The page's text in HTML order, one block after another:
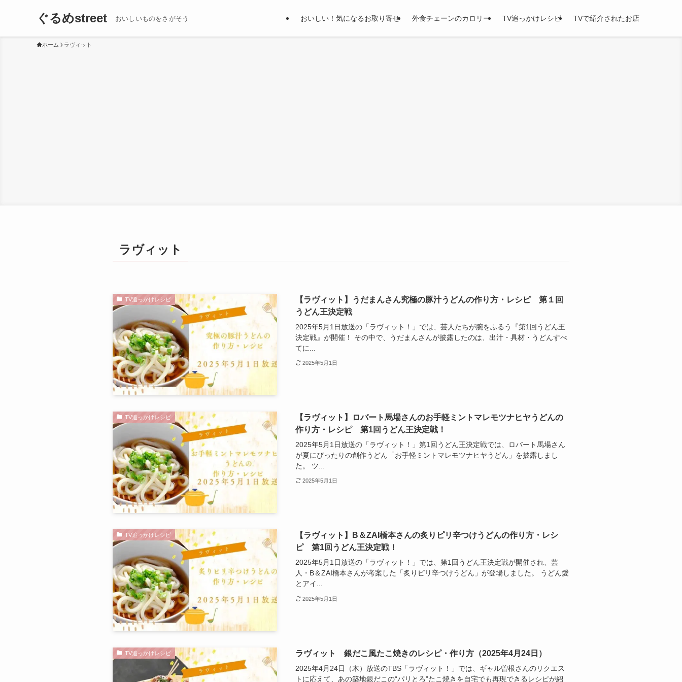
ぐるめstreet おいしいものをさがそう おいしい！気になるお取り寄せ 外食チェーンのカロリー TV追っかけレシピ TVで紹介されたお店
ホーム ラヴィット
ラヴィット
TV追っかけレシピ
【ラヴィット】うだまんさん究極の豚汁うどんの作り方・レシピ 第１回
うどん王決定戦
2025年5月1日放送の「ラヴィット！」では、芸人たちが腕をふるう『第1回うどん王
決定戦』が開催！ その中で、うだまんさんが披露したのは、出汁・具材・うどんすべ
てに...
2025年5月1日
TV追っかけレシピ
【ラヴィット】ロバート馬場さんのお手軽ミントマレモツナヒヤうどんの
作り方・レシピ 第1回うどん王決定戦！
2025年5月1日放送の「ラヴィット！」第1回うどん王決定戦では、ロバート馬場さん
が夏にぴったりの創作うどん「お手軽ミントマレモツナヒヤうどん」を披露しまし
た。 ツ...
2025年5月1日
TV追っかけレシピ
【ラヴィット】B＆ZAI橋本さんの炙りピリ辛つけうどんの作り方・レシ
ピ 第1回うどん王決定戦！
2025年5月1日放送の「ラヴィット！」では、第1回うどん王決定戦が開催され、芸
人・B＆ZAI橋本さんが考案した「炙りピリ辛つけうどん」が登場しました。 うどん愛
とアイ...
2025年5月1日
TV追っかけレシピ ラヴィット 銀だこ風たこ焼きのレシピ・作り方（2025年4月24日）
2025年4月24日（木）放送のTBS「ラヴィット！」では、ギャル曽根さんのリクエス
トに応えて、あの築地銀だこの“パリとろ”たこ焼きを自宅でも再現できるレシピが紹